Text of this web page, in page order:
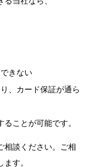
きない
、カード保証が通ら
ことが可能です。
相談ください。ご相
す。